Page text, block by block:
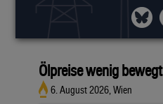
Ölpreise wenig bewegt
6. August 2026, Wien